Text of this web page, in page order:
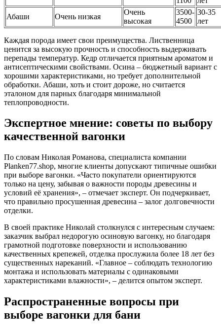
Абаши
Очень низкая
Очень
высокая
3500-
4500
30-35
лет
Каждая порода имеет свои преимущества. Лиственница
ценится за высокую прочность и способность выдерживать
перепады температур. Кедр отличается приятным ароматом и
антисептическими свойствами. Осина – бюджетный вариант с
хорошими характеристиками, но требует дополнительной
обработки. Абаши, хоть и стоит дороже, но считается
эталоном для парных благодаря минимальной
теплопроводности.
Экспертное мнение: советы по выбору
качественной вагонки
По словам Николая Романова, специалиста компании
Planken77.shop, многие клиенты допускают типичные ошибки
при выборе вагонки. «Часто покупатели ориентируются
только на цену, забывая о важности породы древесины и
условий её хранения», – отмечает эксперт. Он подчеркивает,
что правильно просушенная древесина – залог долговечности
отделки.
В своей практике Николай столкнулся с интересным случаем:
заказчик выбрал недорогую осиновую вагонку, но благодаря
грамотной подготовке поверхности и использованию
качественных крепежей, отделка прослужила более 18 лет без
существенных нареканий. «Главное – соблюдать технологию
монтажа и использовать материалы с одинаковыми
характеристиками влажности», – делится опытом эксперт.
Распространенные вопросы при
выборе вагонки для бани